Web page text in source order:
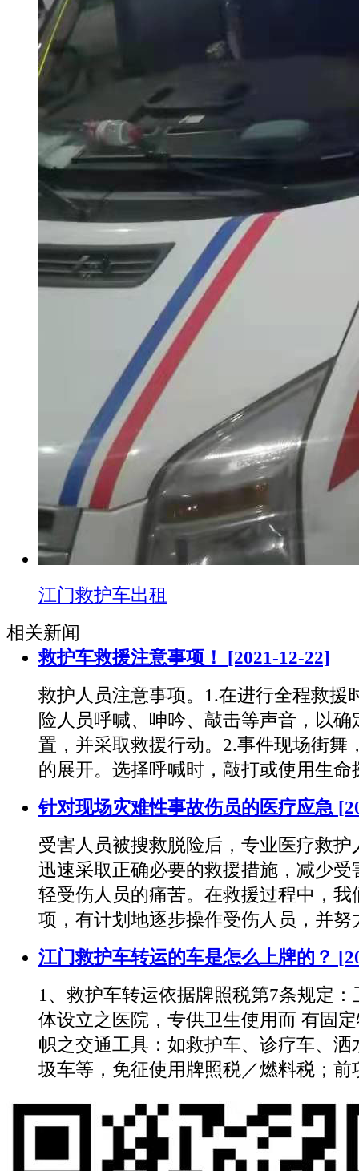
江门救护车出租
相关新闻
救护车救援注意事项！ [2021-12-22]
救护人员注意事项。1.在进行全程救援
险人员呼喊、呻吟、敲击等声音，以
置，并采取救援行动。2.事件现场街舞
的展开。选择呼喊时，敲打或使用生命
针对现场灾难性事故伤员的医疗应急
受害人员被搜救脱险后，专业医疗救护
迅速采取正确必要的救援措施，减少受
轻受伤人员的痛苦。在救援过程中，我
项，有计划地逐步操作受伤人员，并努
江门救护车转运的车是怎么上牌的？
1、救护车转运依据牌照税第7条规定
体设立之医院，专供卫生使用而 有固
帜之交通工具：如救护车、诊疗车、洒
圾车等，免征使用牌照税／燃料税；前